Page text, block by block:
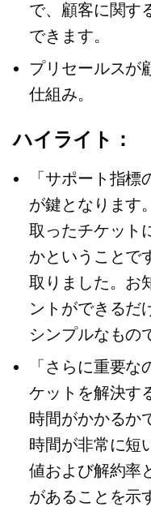
で、顧客に関す
できます。
プリセールスが
仕組み。
ハイライト：
「サポート指
が鍵となります
取ったチケット
かということで
取りました。お
ントができるだ
シンプルなもの
「さらに重要
ケットを解決す
時間がかかるか
時間が非常に短
値および解約率
があることを示